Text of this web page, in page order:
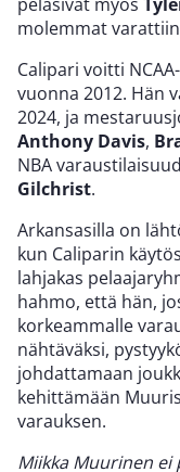
molemmat
Calipari voitti
vuonna 2012. Hän
2024, ja
Anthony Davis,
NBA
Gilchrist.
Arkansasilla on
kun Caliparin
lahjakas
hahmo, että hän,
korkeammalle
nähtäväksi,
johdattamaan
kehittämään
varauksen.
Miikka Muurinen ei